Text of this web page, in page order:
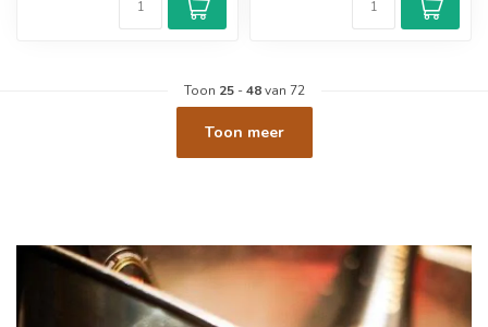
Toon 25-48van 72
Toon meer